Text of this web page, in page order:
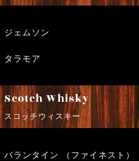
ジェムソン
タラモア
Scotch Whisky
スコッチウィスキー
バランタイン （ファイネスト）